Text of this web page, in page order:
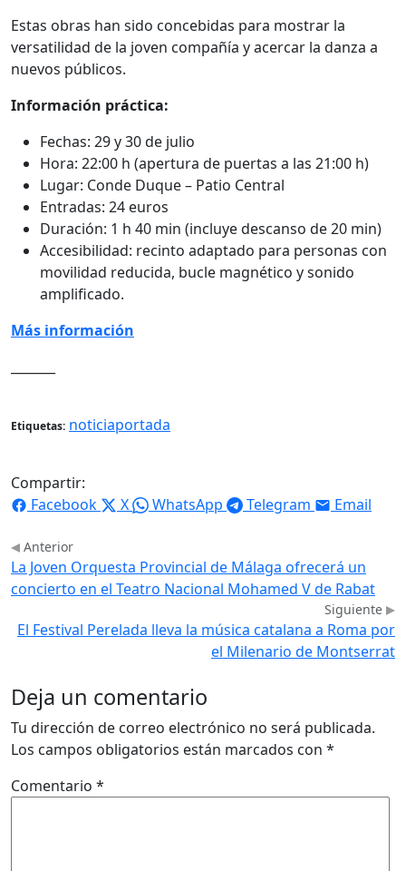
Estas obras han sido concebidas para mostrar la
versatilidad de la joven compañía y acercar la danza a
nuevos públicos.
Información práctica:
Fechas: 29 y 30 de julio
Hora: 22:00 h (apertura de puertas a las 21:00 h)
Lugar: Conde Duque – Patio Central
Entradas: 24 euros
Duración: 1 h 40 min (incluye descanso de 20 min)
Accesibilidad: recinto adaptado para personas con
movilidad reducida, bucle magnético y sonido
amplificado.
Más información
Etiquetas: noticiaportada
Compartir:
Facebook
X WhatsApp Telegram Email
Anterior
La Joven Orquesta Provincial de Málaga ofrecerá un
concierto en el Teatro Nacional Mohamed V de Rabat
Siguiente
El Festival Perelada lleva la música catalana a Roma por
el Milenario de Montserrat
Deja un comentario
Tu dirección de correo electrónico no será publicada.
Los campos obligatorios están marcados con *
Comentario *